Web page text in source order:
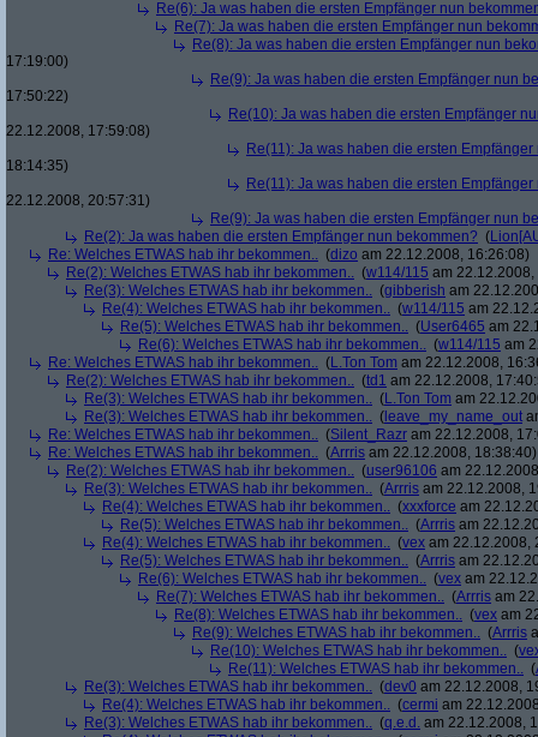
Re(6): Ja was haben die ersten Empfänger nun
Re(7): Ja was haben die ersten Empfänger nun
Re(8): Ja was haben die ersten Empfänger nun
17:19:00)
Re(9): Ja was haben die ersten Empfänger nun
17:50:22)
Re(10): Ja was haben die ersten Empfänger
22.12.2008, 17:59:08)
Re(11): Ja was haben die ersten
18:14:35)
Re(11): Ja was haben die ersten
22.12.2008, 20:57:31)
Re(9): Ja was haben die ersten Empfänger nun
Re(2): Ja was haben die ersten Empfänger nun bekommen? (
Re: Welches ETWAS hab ihr bekommen.. (dizo am 22.12.2008, 16:26:08)
Re(2): Welches ETWAS hab ihr bekommen.. (w114/115 am
Re(3): Welches ETWAS hab ihr bekommen.. (gibberish am
Re(4): Welches ETWAS hab ihr bekommen.. (w114/115 am
Re(5): Welches ETWAS hab ihr bekommen.. (User6465 am
Re(6): Welches ETWAS hab ihr bekommen.. (w114/115 am
Re: Welches ETWAS hab ihr bekommen.. (L.Ton Tom am 22.12.2008,
Re(2): Welches ETWAS hab ihr bekommen.. (td1 am 22.12.2008,
Re(3): Welches ETWAS hab ihr bekommen.. (L.Ton Tom am
Re(3): Welches ETWAS hab ihr bekommen.. ( leave_my_name_out
Re: Welches ETWAS hab ihr bekommen.. (Silent_Razr am 22.12.2008,
Re: Welches ETWAS hab ihr bekommen.. (Arrris am 22.12.2008, 18:38:40)
Re(2): Welches ETWAS hab ihr bekommen.. (user96106 am
Re(3): Welches ETWAS hab ihr bekommen.. (Arrris am 22.12.2008,
Re(4): Welches ETWAS hab ihr bekommen.. (xxxforce am
Re(5): Welches ETWAS hab ihr bekommen.. (Arrris am
Re(4): Welches ETWAS hab ihr bekommen.. (vex am 22.12.2008,
Re(5): Welches ETWAS hab ihr bekommen.. (Arrris am
Re(6): Welches ETWAS hab ihr bekommen.. (vex am
Re(7): Welches ETWAS hab ihr bekommen.. (Arrris am
Re(8): Welches ETWAS hab ihr bekommen.. (vex am
Re(9): Welches ETWAS hab ihr bekommen.. (Arrris
Re(10): Welches ETWAS hab ihr bekommen.. (
Re(11): Welches ETWAS hab ihr bekommen.. (
Re(3): Welches ETWAS hab ihr bekommen.. (dev0 am 22.12.2008,
Re(4): Welches ETWAS hab ihr bekommen.. (cermi am
Re(3): Welches ETWAS hab ihr bekommen.. (q.e.d. am 22.12.2008,